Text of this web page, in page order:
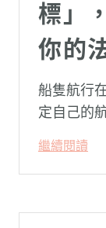
標」
你的
船隻航行
定自己的
繼續閱讀